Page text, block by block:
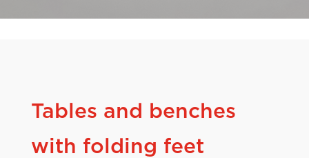
Tables and benches
with folding feet